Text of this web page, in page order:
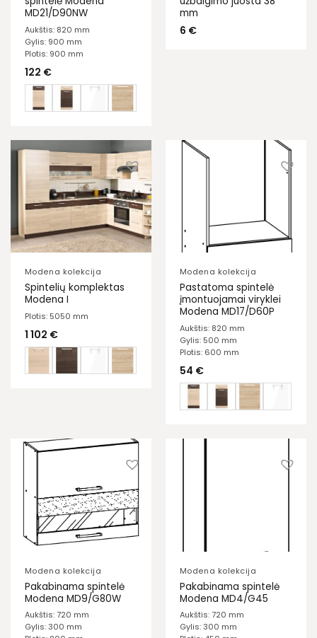
MD21/D90NW
Aukštis: 820 mm
Gylis: 900 mm
Plotis: 900 mm
122 €
mm
6 €
Modena kolekcija
Spintelių komplektas
Modena I
Plotis: 5050 mm
1 102 €
Modena kolekcija
Pastatoma spintelė
įmontuojamai viryklei
Modena MD17/D60P
Aukštis: 820 mm
Gylis: 500 mm
Plotis: 600 mm
54 €
Modena kolekcija
Pakabinama spintelė
Modena MD9/G80W
Aukštis: 720 mm
Gylis: 300 mm
Modena kolekcija
Pakabinama spintelė
Modena MD4/G45
Aukštis: 720 mm
Gylis: 300 mm